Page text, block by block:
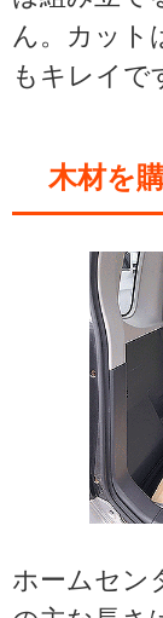
ん。カット
もキレイで
木材を
ホームセン